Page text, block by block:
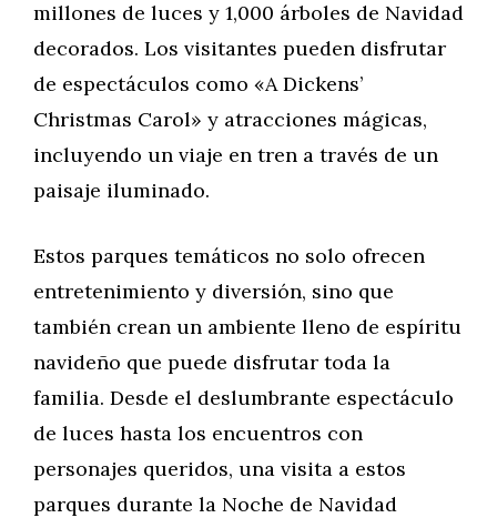
millones de luces y 1,000 árboles de Navidad
decorados. Los visitantes pueden disfrutar
de espectáculos como «A Dickens’
Christmas Carol» y atracciones mágicas,
incluyendo un viaje en tren a través de un
paisaje iluminado.
Estos parques temáticos no solo ofrecen
entretenimiento y diversión, sino que
también crean un ambiente lleno de espíritu
navideño que puede disfrutar toda la
familia. Desde el deslumbrante espectáculo
de luces hasta los encuentros con
personajes queridos, una visita a estos
parques durante la Noche de Navidad